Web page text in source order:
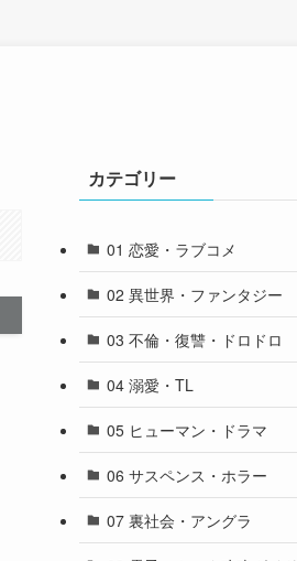
カテゴリー
01 恋愛・ラブコメ
02 異世界・ファンタジー
03 不倫・復讐・ドロドロ
04 溺愛・TL
05 ヒューマン・ドラマ
06 サスペンス・ホラー
07 裏社会・アングラ